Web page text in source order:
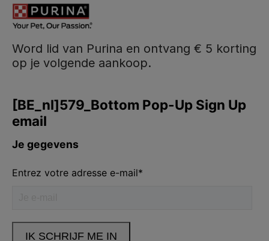
Word lid van Purina en ontvang € 5 korting
op je volgende aankoop.
Neem contact met ons op